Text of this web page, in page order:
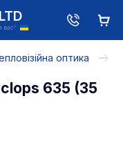
вас!
оптика
635 (35